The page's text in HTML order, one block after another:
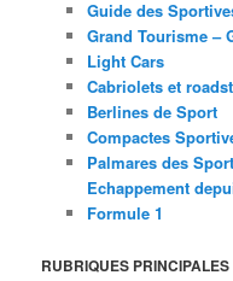
Guide des
Grand Tourisme –
Light Cars
Cabriolets et
Berlines de Sport
Compactes
Palmares des
Echappement
Formule 1
RUBRIQUES PRINCIPALES